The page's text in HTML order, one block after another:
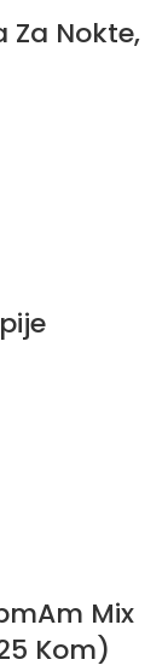
Nokte,
Mix
Kom)